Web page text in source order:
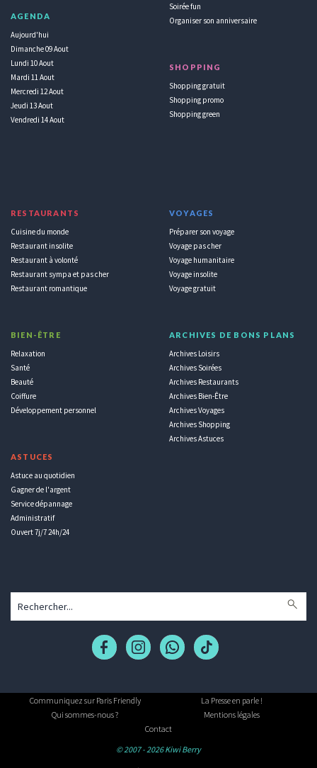
AGENDA
Aujourd'hui
Dimanche 09 Aout
Lundi 10 Aout
Mardi 11 Aout
Mercredi 12 Aout
Jeudi 13 Aout
Vendredi 14 Aout
Soirée fun
Organiser son anniversaire
SHOPPING
Shopping gratuit
Shopping promo
Shopping green
RESTAURANTS
Cuisine du monde
Restaurant insolite
Restaurant à volonté
Restaurant sympa et pas cher
Restaurant romantique
BIEN-ÊTRE
Relaxation
Santé
Beauté
Coiffure
Développement personnel
ASTUCES
Astuce au quotidien
Gagner de l'argent
Service dépannage
Administratif
Ouvert 7j/7 24h/24
VOYAGES
Préparer son voyage
Voyage pas cher
Voyage humanitaire
Voyage insolite
Voyage gratuit
ARCHIVES DE BONS PLANS
Archives Loisirs
Archives Soirées
Archives Restaurants
Archives Bien-Être
Archives Voyages
Archives Shopping
Archives Astuces
Communiquez sur Paris Friendly
La Presse en parle !
Qui sommes-nous ?
Mentions légales
Contact
© 2007 - 2026 Kiwi Berry